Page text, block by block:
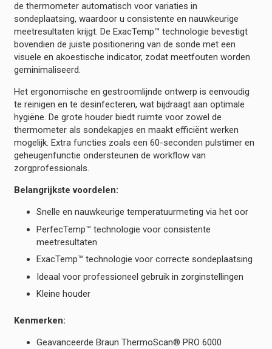
de thermometer automatisch voor variaties in
sondeplaatsing, waardoor u consistente en nauwkeurige
meetresultaten krijgt. De ExacTemp™ technologie bevestigt
bovendien de juiste positionering van de sonde met een
visuele en akoestische indicator, zodat meetfouten worden
geminimaliseerd.
Het ergonomische en gestroomlijnde ontwerp is eenvoudig
te reinigen en te desinfecteren, wat bijdraagt aan optimale
hygiëne. De grote houder biedt ruimte voor zowel de
thermometer als sondekapjes en maakt efficiënt werken
mogelijk. Extra functies zoals een 60-seconden pulstimer en
geheugenfunctie ondersteunen de workflow van
zorgprofessionals.
Belangrijkste voordelen:
Snelle en nauwkeurige temperatuurmeting via het oor
PerfecTemp™ technologie voor consistente
meetresultaten
ExacTemp™ technologie voor correcte sondeplaatsing
Ideaal voor professioneel gebruik in zorginstellingen
Kleine houder
Kenmerken:
Geavanceerde Braun ThermoScan® PRO 6000